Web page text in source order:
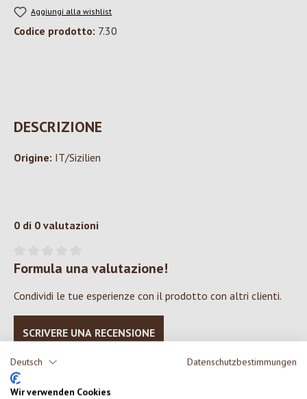
Deutsch Datenschutzbestimmungen
Wir verwenden Cookies
Aggiungi alla wishlist
Codice prodotto: 7.30
DESCRIZIONE
Origine: IT/Sizilien
0 di 0 valutazioni
Valutazione media di 0 su 5 stelle
Formula una valutazione!
Condividi le tue esperienze con il prodotto con altri clienti.
SCRIVERE UNA RECENSIONE
Visualizza le valutazioni solo nella lingua corrente.